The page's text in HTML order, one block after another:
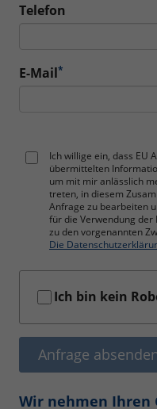
Telefon
E-Mail*
Ich willige ein, dass EU
übermittelten
um mit mir anlässlich
treten, in diesem
Anfrage zu bearbeiten
für die Verwendung
zu den vorgenannten
Die
Ich bin kein
Anfrage
Wir nehmen Ihren